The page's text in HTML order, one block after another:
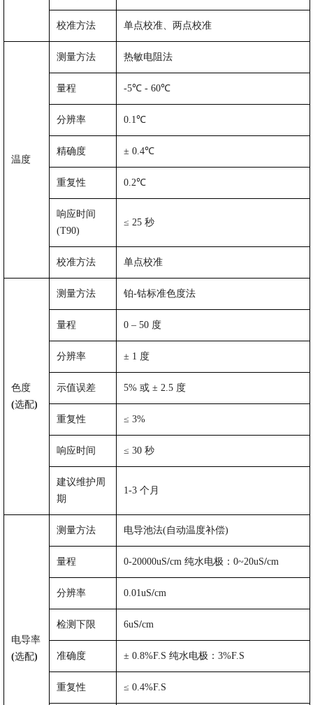
校准方法 单点校准、两点校准
温度
测量方法 热敏电阻法
量程 -5℃ - 60℃
分辨率 0.1℃
精确度 ± 0.4℃
重复性 0.2℃
响应时间
(T90)
≤ 25 秒
校准方法 单点校准
色度
(选配)
测量方法 铂-钴标准色度法
量程 0 – 50 度
分辨率 ± 1 度
示值误差 5% 或 ± 2.5 度
重复性 ≤ 3%
响应时间 ≤ 30 秒
建议维护周
期
1-3 个月
电导率
(选配)
测量方法 电导池法(自动温度补偿)
量程 0-20000uS/cm 纯水电极： 0~20uS/cm
分辨率 0.01uS/cm
检测下限 6uS/cm
准确度 ± 0.8%F.S 纯水电极： 3%F.S
重复性 ≤ 0.4%F.S